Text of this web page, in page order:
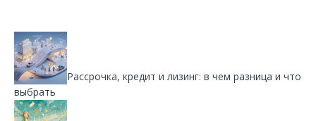
Рассрочка, кредит и лизинг: в чем разница и что
выбрать